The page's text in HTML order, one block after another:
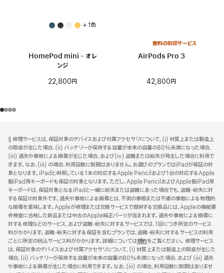
+ 1色
HomePod mini - オレ
ンジ
22,800円
無料の刻印サービス
AirPods Pro 3
42,800円
ッ
タ
ー
注
§ 修理サービスは、保証対象のデバイスおよび付属アクセサリについて、(i) 材質上または製造上
の瑕疵が生じた場合、(ii) バッテリーが保持する容量が本来の容量の80%未満になった場合、
(iii) 過失や事故による損傷が生じた場合、および(iv) 盗難または紛失が発生した場合に利用で
きます。なお、(iii) の場合、利用回数に制限はありません。お選びのプランではiPadが保証の対
象となります。iPadと併用している1本の対応するApple Pencilおよび1台の対応するApple
製iPad用キーボードも保証の対象となります。ただし、Apple PencilおよびApple製iPad用
キーボードは、保証対象となるiPadと一緒に紛失または盗難にあった場合でも、盗難・紛失に対
する保証の対象外です。過失や事故による損傷とは、不測の事態または不慮の事態による物理的
な損傷を意味します。Appleが修理または交換サービスで提供する交換品には、Appleの機能要
件検査に合格した新品または中古のApple純正パーツが含まれます。過失や事故による損傷に
対する修理などのサービス、および盗難・紛失に対するサービスでは、1回につき所定のサービス
料がかかります。盗難・紛失に対する保証を含むプランでは、盗難・紛失に対するサービスの利用
ごとに所定の税込サービス料がかかります。詳細については規約（新
規
ウ
イ
をご覧ください。 修理サービス
は、保証対象のデバイスおよび付属アクセサリについて、(i) 材質上または製造上の瑕疵が生じた
場合、(ii) バッテリーが保持する容量が本来の容量の80%未満になった場合、および (iii) 過失
や事故による損傷が生じた場合に利用できます。なお、(iii) の場合、利用回数に制限はありませ